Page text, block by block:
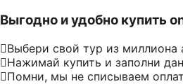
Выгодно и удобно купить
Выбери свой тур из миллиона
Нажимай купить и заполни
Помни, мы не списываем